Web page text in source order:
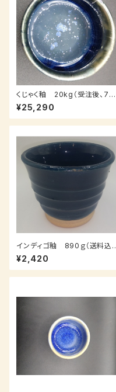
くじゃく釉 20kg（受注後、7～1
4日後発送）
¥25,290
インディゴ釉 890ｇ（送料込
み：クロネコパケット、受注後、7
～14日後発送）
¥2,420